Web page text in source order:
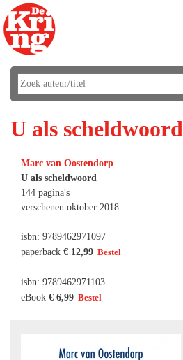
U als scheldwoord
Marc van Oostendorp
U als scheldwoord
144 pagina's
verschenen oktober 2018
isbn: 9789462971097
paperback € 12,99
isbn: 9789462971103
eBook € 6,99